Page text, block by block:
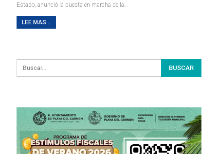
Estado, anunció la puesta en marcha de la…
LEE MAS...